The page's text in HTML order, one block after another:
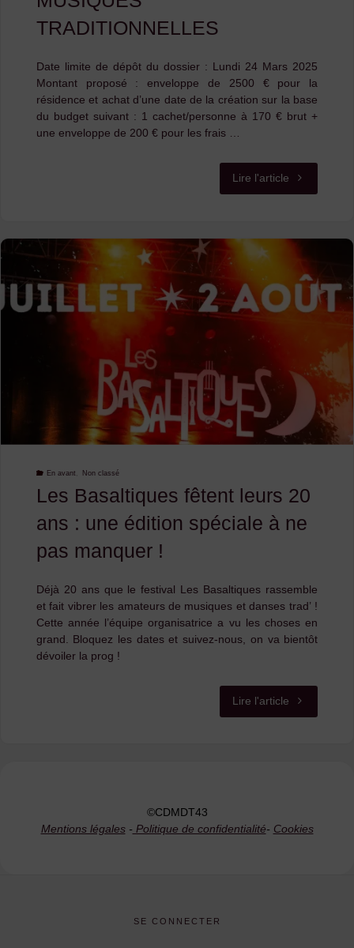
TRADITIONNELLES
Date limite de dépôt du dossier : Lundi 24 Mars 2025
Montant proposé : enveloppe de 2500 € pour la
résidence et achat d’une date de la création sur la base
du budget suivant : 1 cachet/personne à 170 € brut +
une enveloppe de 200 € pour les frais …
Lire l'article"APPEL
PROJETS
GROUPES
DE
CRÉATION
MUSIQUES
En avant Non classé
Les Basaltiques fêtent leurs 20
ans : une édition spéciale à ne
pas manquer !
Déjà 20 ans que le festival Les Basaltiques rassemble
et fait vibrer les amateurs de musiques et danses trad’ !
Cette année l’équipe organisatrice a vu les choses en
grand. Bloquez les dates et suivez-nous, on va bientôt
dévoiler la prog !
Lire l'article"Les
20
©CDMDT43
Mentions légales- Politique de confidentialité- Cookies
SE CONNECTER